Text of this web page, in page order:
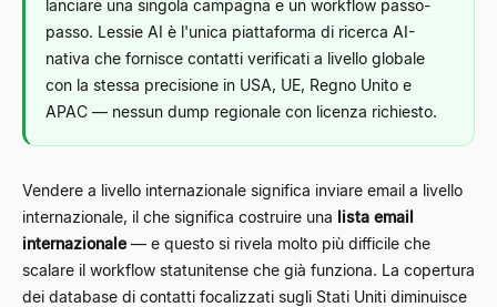
lanciare una singola campagna e un workflow passo-
passo. Lessie AI è l'unica piattaforma di ricerca AI-
nativa che fornisce contatti verificati a livello globale
con la stessa precisione in USA, UE, Regno Unito e
APAC — nessun dump regionale con licenza richiesto.
Vendere a livello internazionale significa inviare email a livello
internazionale, il che significa costruire una lista email
internazionale— e questo si rivela molto più difficile che
scalare il workflow statunitense che già funziona. La copertura
dei database di contatti focalizzati sugli Stati Uniti diminuisce